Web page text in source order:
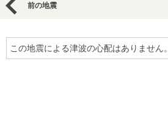
前の地震
この地震による津波の心配はありません。